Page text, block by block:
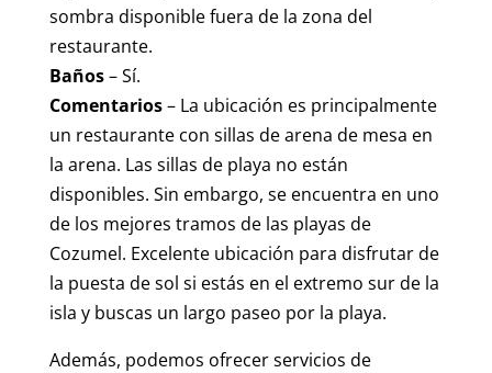
sombra disponible fuera de la zona del
restaurante.
Baños– Sí.
Comentarios– La ubicación es principalmente
un restaurante con sillas de arena de mesa en
la arena. Las sillas de playa no están
disponibles. Sin embargo, se encuentra en uno
de los mejores tramos de las playas de
Cozumel. Excelente ubicación para disfrutar de
la puesta de sol si estás en el extremo sur de la
isla y buscas un largo paseo por la playa.
Además, podemos ofrecer servicios de